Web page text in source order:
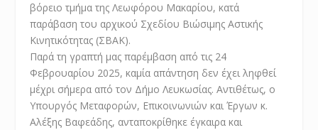
βόρειο τμήμα της Λεωφόρου Μακαρίου, κατά
παράβαση του αρχικού Σχεδίου Βιώσιμης Αστικής
Κινητικότητας (ΣΒΑΚ).
Παρά τη γραπτή μας παρέμβαση από τις 24
Φεβρουαρίου 2025, καμία απάντηση δεν έχει ληφθεί
μέχρι σήμερα από τον Δήμο Λευκωσίας. Αντιθέτως, ο
Υπουργός Μεταφορών, Επικοινωνιών και Έργων κ.
Αλέξης Βαφεάδης, ανταποκρίθηκε έγκαιρα και